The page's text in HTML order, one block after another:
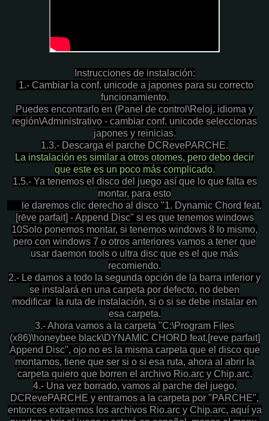
Instrucciones de instalación:
1.- Cambiar la conf. unicode a japones para su correcto
funcionamiento.
Puedes encontrarlo en (Panel de control\Reloj, idioma y
región\Administrativo - cambiar conf. unicode seleccionas
japones y reinicias.
1.3.- Descarga el parche DCRevePARCHE.
La instalación es similar a otros otomes, pero debo decir
que este es un poco más complicado.
1.5.- Ya tenemos el disco del juego así que lo que falta es
montar, para esto
le daremos clic derecho al disco "1. Dynamic Chord feat.
[rēve parfait] - Append Disc" si es que tenemos windows
10Solo ponemos montar, si tenemos windows 8 lo mismo,
pero con windows 7 o otros anteriores vamos a tener que
usar daemon tools o ultra disc que es el que más
recomiendo.
2.- Le damos a todo la segunda opción de la barra inferior y
se instalará en una carpeta por defecto, no deben
modificar
la ruta de instalación, si o si se debe instalar en
esa carpeta.
3.- Ahora vamos a la carpeta "C:\Program Files
(x86)\honeybee black\DYNAMIC CHORD feat.[reve parfait]
Append Disc", ojo no es la misma carpeta que el disco que
montamos, tiene que ser si o si esa ruta, ahora al abrir la
carpeta quiero que borren el archivo Rio.arc y Chip.arc.
4.- Una vez borrado, vamos al parche del juego,
DCRevePARCHE y entramos a la carpeta por "PARCHE",
entonces extraemos los archivos Rio.arc y Chip.arc, aquí ya